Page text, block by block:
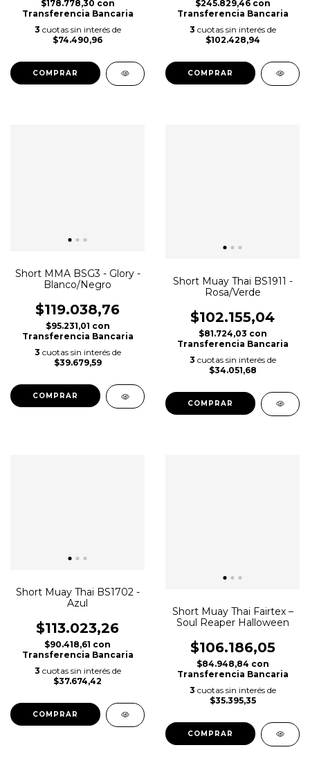
$178.778,30 con
Transferencia Bancaria
3 cuotas sin interés de
$74.490,96
COMPRAR
$245.829,46 con
Transferencia Bancaria
3 cuotas sin interés de
$102.428,94
COMPRAR
Short MMA BSG3 - Glory -
Blanco/Negro
$119.038,76
$95.231,01 con
Transferencia Bancaria
3 cuotas sin interés de
$39.679,59
COMPRAR
Short Muay Thai BS1911 -
Rosa/Verde
$102.155,04
$81.724,03 con
Transferencia Bancaria
3 cuotas sin interés de
$34.051,68
COMPRAR
Short Muay Thai BS1702 -
Azul
$113.023,26
$90.418,61 con
Transferencia Bancaria
3 cuotas sin interés de
$37.674,42
COMPRAR
Short Muay Thai Fairtex –
Soul Reaper Halloween
$106.186,05
$84.948,84 con
Transferencia Bancaria
3 cuotas sin interés de
$35.395,35
COMPRAR